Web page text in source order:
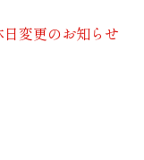
変更のお知らせ